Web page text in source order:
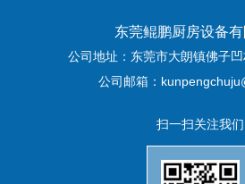
东莞鲲鹏厨房设备
公司地址：东莞市大朗镇佛子
公司邮箱：
扫一扫关注我们